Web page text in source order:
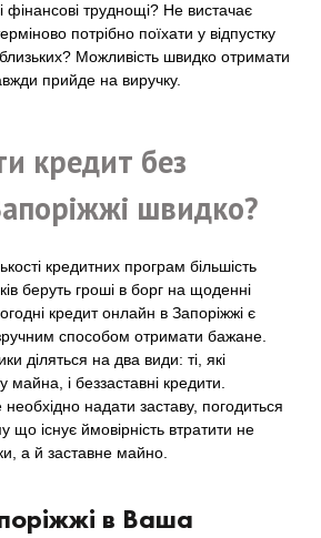
фінансові труднощі? Не вистачає
потрібно поїхати у відпустку
близьких? Можливість швидко отримати
прийде на виручку.
кредит без
швидко?
кредитних програм більшість
беруть гроші в борг на щоденні
кредит онлайн в Запоріжжі є
способом отримати бажане.
діляться на два види: ті, які
майна, і беззаставні кредити.
надати заставу, погодиться
що існує ймовірність втратити не
а й заставне майно.
в Ваша